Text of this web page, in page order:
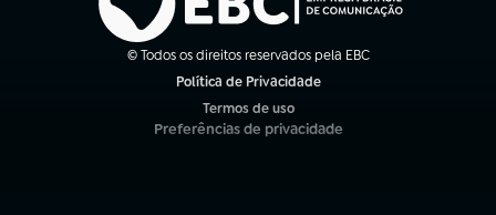
© Todos os direitos reservados pela EBC
Política de Privacidade
Termos de uso
(abre em nova aba)
Preferências de privacidade